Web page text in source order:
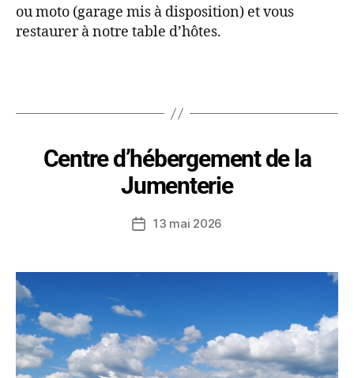
ou moto (garage mis à disposition) et vous
restaurer à notre table d’hôtes.
Centre d’hébergement de la
Jumenterie
13 mai 2026